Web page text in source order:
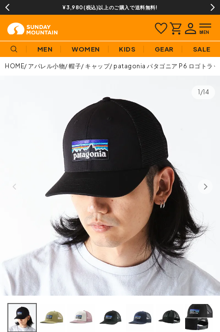
¥3,980(税込)以上のご購入で送料無料!
MEN WOMEN KIDS GEAR SALE
HOME アパレル小物 帽子 キャップ patagonia パタゴニア P6 ロゴトラッ
1/14